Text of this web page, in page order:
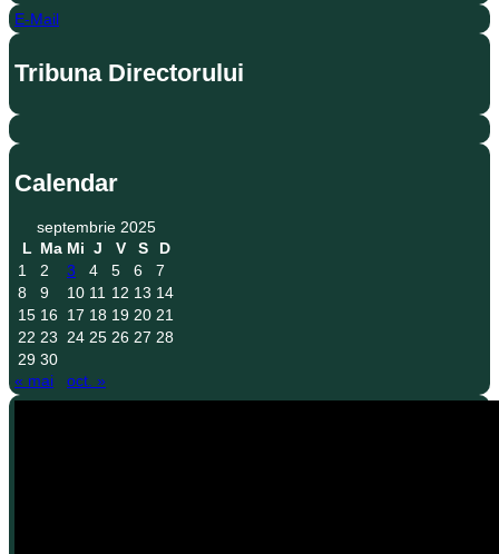
E-Mail
Tribuna Directorului
Calendar
septembrie 2025
L Ma Mi J V S
D
1
2 3 4 5 6
7
8
9 10 11 12 13 14
15 16 17 18 19 20 21
22 23 24 25 26 27 28
29 30
« mai
oct. »